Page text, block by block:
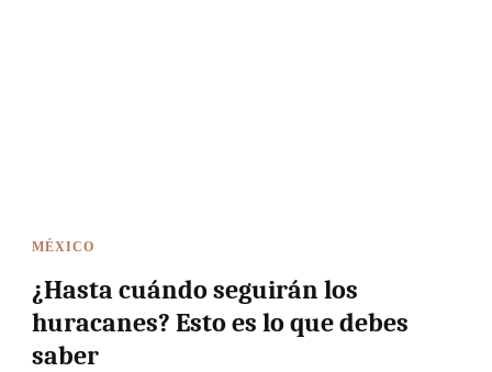
MÉXICO
¿Hasta cuándo seguirán los
huracanes? Esto es lo que debes
saber